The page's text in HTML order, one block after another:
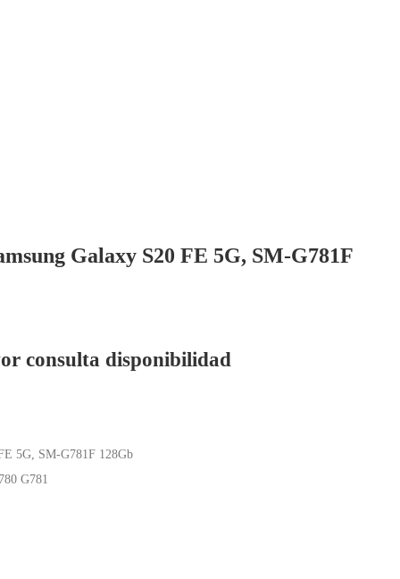
Galaxy S20 FE 5G, SM-G781F
consulta disponibilidad
5G, SM-G781F 128Gb
G781